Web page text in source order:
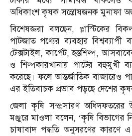
অধিকাংশ কৃষক সন্তোষজনক মুনাফা
বিশেষজ্ঞরা বলছেন, প্লাস্টিকের
পাটজাত পণ্যের ব্যবহার বিশ্বব্যাপী
টেক্সটাইল, কার্পেট, হস্তশিল্প,
ও শিল্পকারখানায় পাটের বহুমুখী
করেছে। ফলে আন্তর্জাতিক বাজারেও
এর ইতিবাচক প্রভাব পড়ছে দেশের
জেলা কৃষি সম্প্রসারণ
মঞ্জুরে মাওলা বলেন, ‘কৃষি বিভাগের
চাষাবাদ পদ্ধতি অনুসরণের